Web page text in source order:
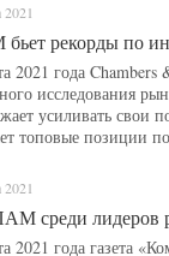
2021
рекорды по
2021 года
исследования
усиливать свои
топовые позиции
2021
среди лидеров
2021 года газета